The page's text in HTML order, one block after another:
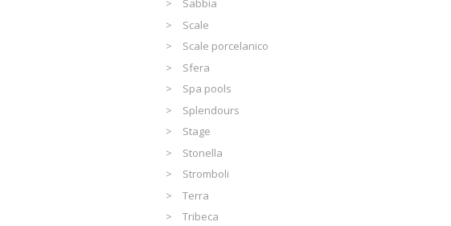
Sabbia
Scale
Scale porcelanico
Sfera
Spa pools
Splendours
Stage
Stonella
Stromboli
Terra
Tribeca